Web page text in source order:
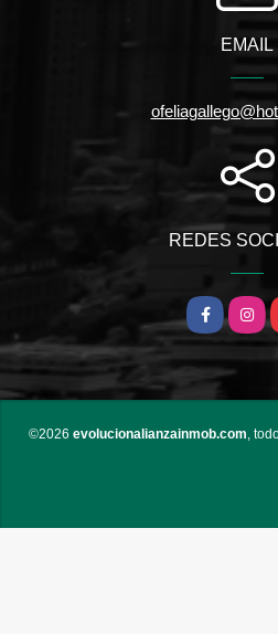
EMAIL
REDES
Facebook
©2026 evolucionalianzainmob.com,